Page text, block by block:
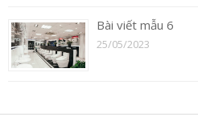
Bài viết mẫu 6
25/05/2023